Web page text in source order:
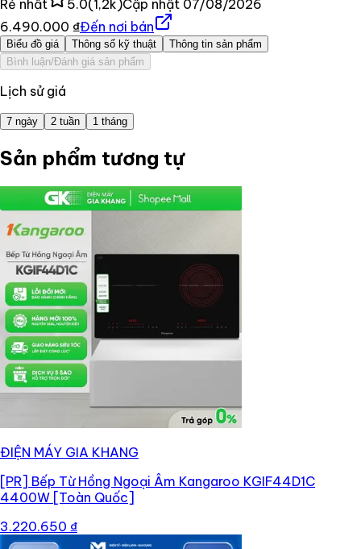
Rẻ nhất 5.0(1,2k)Cập nhật 07/08/2026
6.490.000 ₫Đến nơi bán
Biểu đồ giá Thông số kỹ thuật
Thông tin sản phẩm
Bình luận/Đánh giá sản phẩm
Lịch sử giá
7 ngày 2 tuần 1 tháng
Sản phẩm tương tự
ĐIỆN MÁY GIA KHANG
[PR] Bếp Từ Hồng Ngoại Âm Kangaroo KGIF44D1C
4400W [Toàn Quốc]
3.220.650 ₫